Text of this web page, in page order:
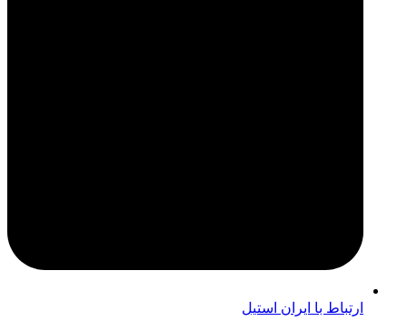
ارتباط با ایران استیل